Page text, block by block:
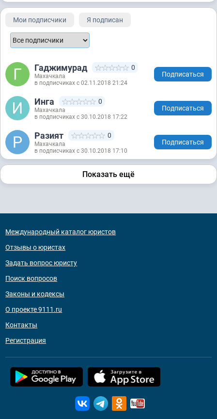
Мои подписчики Я подписан
Гаджимурад 0
Махачкала
в подписчиках с 02.11.2018 21:24
Подписаться
Инга 0
Махачкала
в подписчиках с 30.10.2018 17:22
Подписаться
Разият 0
Махачкала
в подписчиках с 30.10.2018 17:10
Подписаться
Показать ещё
Международный каталог юристов
Отзывы о юристах
Задать вопрос юристу
Поиск вопросов
Законы и кодексы
О проекте 9111.ru
Контакты
Регистрация